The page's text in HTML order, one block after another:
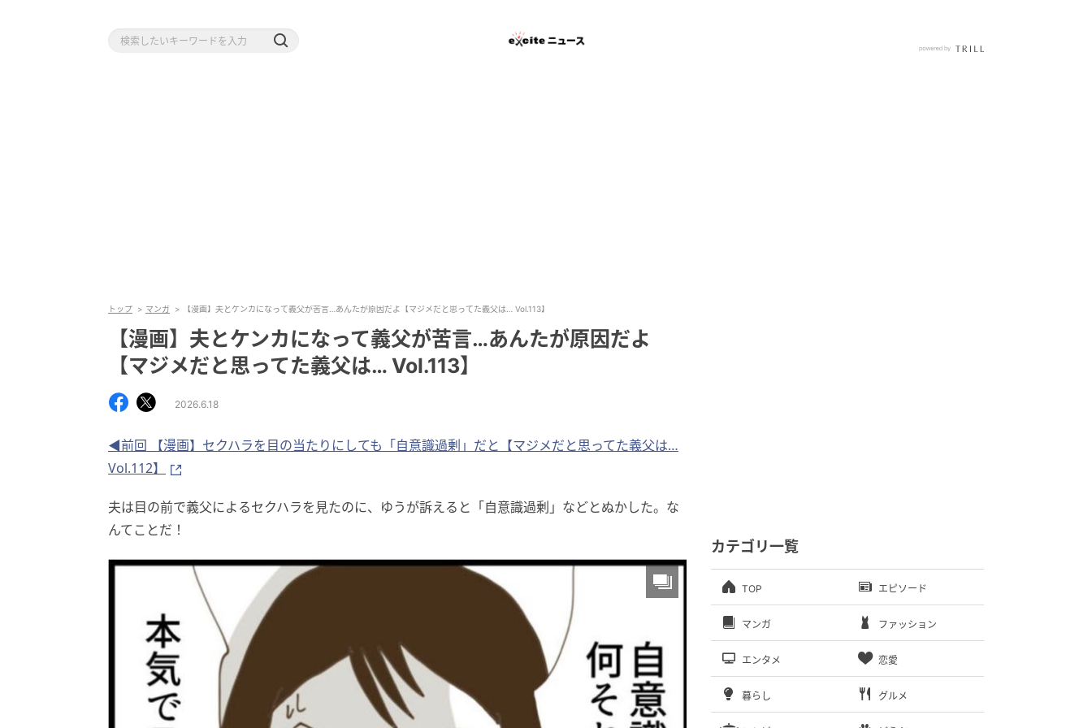
トップ マンガ 【漫画】夫とケンカになって義父が苦言…あんたが原因だよ【マジメだと思ってた義父は… Vol.113】
【漫画】夫とケンカになって義父が苦言…あんたが原因だよ
【マジメだと思ってた義父は… Vol.113】
2026.6.18
◀前回 【漫画】セクハラを目の当たりにしても「自意識過剰」だと【マジメだと思ってた義父は…
Vol.112】
夫は目の前で義父によるセクハラを見たのに、ゆうが訴えると「自意識過剰」などとぬかした。な
んてことだ！
カテゴリ一覧
TOP エピソード
マンガ ファッション
エンタメ 恋愛
暮らし グルメ